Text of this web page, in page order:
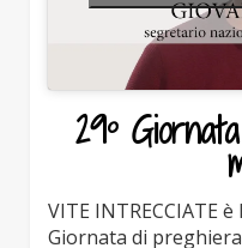
29º
VITE INTRECCIATE
Giornata di